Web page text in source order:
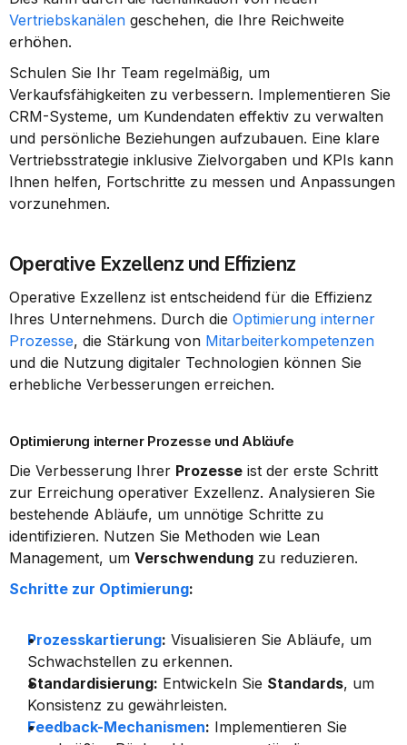
Vertriebskanälen geschehen, die Ihre Reichweite
erhöhen.
Schulen Sie Ihr Team regelmäßig, um
Verkaufsfähigkeiten zu verbessern. Implementieren Sie
CRM-Systeme, um Kundendaten effektiv zu verwalten
und persönliche Beziehungen aufzubauen. Eine klare
Vertriebsstrategie inklusive Zielvorgaben und KPIs kann
Ihnen helfen, Fortschritte zu messen und Anpassungen
vorzunehmen.
Operative Exzellenz und Effizienz
Operative Exzellenz ist entscheidend für die Effizienz
Ihres Unternehmens. Durch die Optimierung interner
Prozesse, die Stärkung von Mitarbeiterkompetenzen
und die Nutzung digitaler Technologien können Sie
erhebliche Verbesserungen erreichen.
Optimierung interner Prozesse und Abläufe
Die Verbesserung Ihrer Prozesse ist der erste Schritt
zur Erreichung operativer Exzellenz. Analysieren Sie
bestehende Abläufe, um unnötige Schritte zu
identifizieren. Nutzen Sie Methoden wie Lean
Management, um Verschwendung zu reduzieren.
Schritte zur Optimierung:
Prozesskartierung: Visualisieren Sie Abläufe, um
Schwachstellen zu erkennen.
Standardisierung: Entwickeln Sie Standards, um
Konsistenz zu gewährleisten.
Feedback-Mechanismen: Implementieren Sie